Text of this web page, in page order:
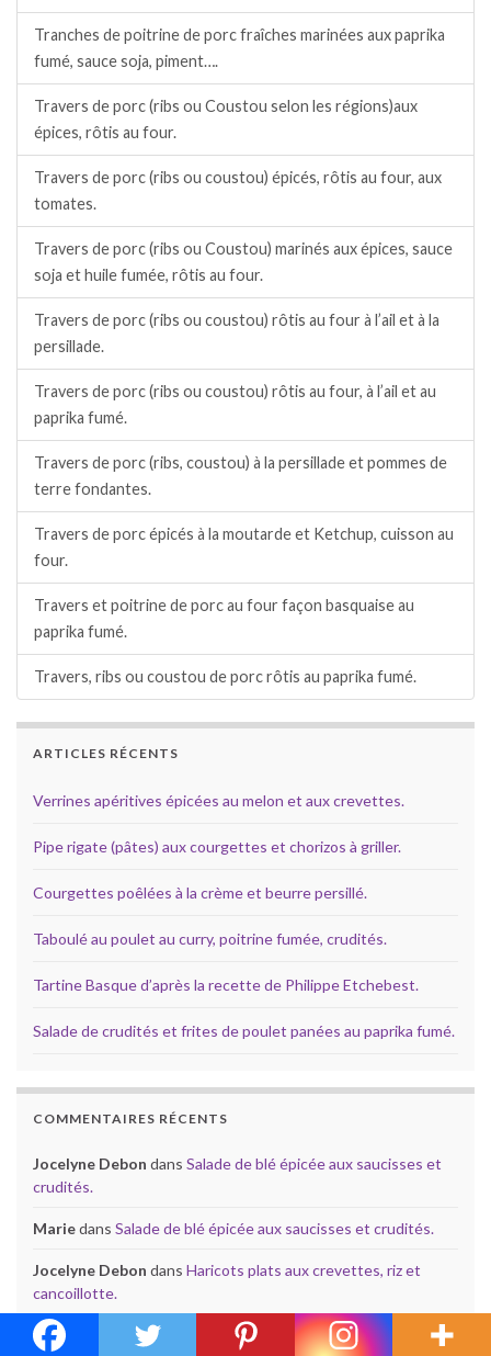
Tranches de poitrine de porc fraîches marinées aux paprika
fumé, sauce soja, piment….
Travers de porc (ribs ou Coustou selon les régions)aux
épices, rôtis au four.
Travers de porc (ribs ou coustou) épicés, rôtis au four, aux
tomates.
Travers de porc (ribs ou Coustou) marinés aux épices, sauce
soja et huile fumée, rôtis au four.
Travers de porc (ribs ou coustou) rôtis au four à l’ail et à la
persillade.
Travers de porc (ribs ou coustou) rôtis au four, à l’ail et au
paprika fumé.
Travers de porc (ribs, coustou) à la persillade et pommes de
terre fondantes.
Travers de porc épicés à la moutarde et Ketchup, cuisson au
four.
Travers et poitrine de porc au four façon basquaise au
paprika fumé.
Travers, ribs ou coustou de porc rôtis au paprika fumé.
ARTICLES RÉCENTS
Verrines apéritives épicées au melon et aux crevettes.
Pipe rigate (pâtes) aux courgettes et chorizos à griller.
Courgettes poêlées à la crème et beurre persillé.
Taboulé au poulet au curry, poitrine fumée, crudités.
Tartine Basque d’après la recette de Philippe Etchebest.
Salade de crudités et frites de poulet panées au paprika fumé.
COMMENTAIRES RÉCENTS
Jocelyne Debon dans Salade de blé épicée aux saucisses et
crudités.
Mariedans Salade de blé épicée aux saucisses et crudités.
Jocelyne Debon dans Haricots plats aux crevettes, riz et
cancoillotte.
mamie caillou dans
Haricots plats aux crevettes, riz et